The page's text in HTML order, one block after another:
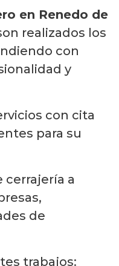
en Renedo de
realizados los
con
y
con cita
para su
cerrajería a
de
trabajos: